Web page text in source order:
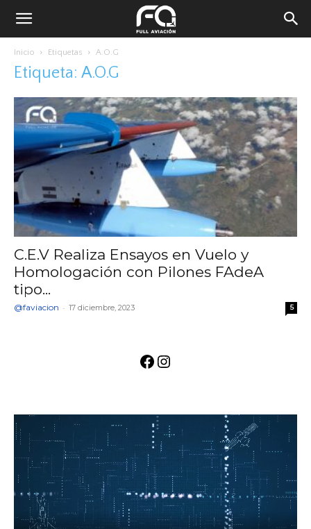
Inicio Etiquetas A.O.G
Etiqueta: A.O.G
C.E.V Realiza Ensayos en Vuelo y
Homologación con Pilones FAdeA
tipo...
@faviacion - 17 diciembre, 2023 5
Facebook
Instagram